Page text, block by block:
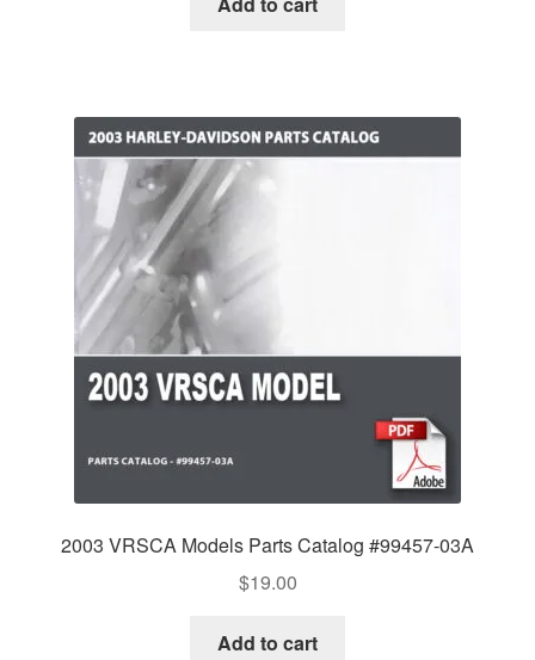
2003 VRSCA Models Parts Catalog #99457-03A
$19.00
Add to cart